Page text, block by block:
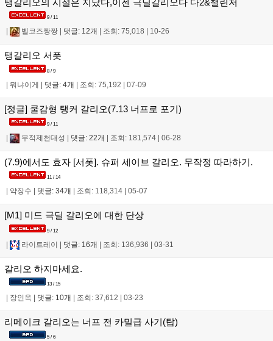
탱갈리오의 시절은 지났다,이젠 극딜갈리오다 다2&챌린저
9 / 11
벨코즈짱짱 댓글: 12개 조회: 75,018 10-26
탱갈리오 서폿
8 / 9
| 뭐냐이게 | 댓글: 4개 | 조회: 75,192 | 07-09
[정글] 쿨감형 탱커 갈리오(7.13 너프로 포기)
9 / 11
무적제천대성 댓글: 22개 조회: 181,574 06-28
(7.9)에서도 효자 [서폿]. 슈퍼 세이브 갈리오. 무작정 따라하기.
11 / 14
약장수 댓글: 34개 조회: 118,314 05-07
[M1] 미드 극딜 갈리오에 대한 단상
9 / 12
| 라이트레이 | 댓글: 16개 | 조회: 136,936 | 03-31
갈리오 하지마세요.
13 / 15
장인윽 댓글: 10개 조회: 37,612 03-23
리메이크 갈리오는 너프 전 카밀급 사기(탑)
5 / 6